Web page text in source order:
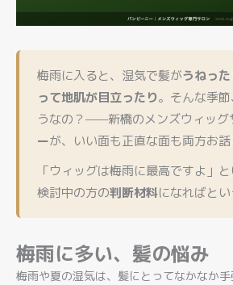
梅雨に入ると、湿気で髪がうねっ
って地肌が目立ったり。そんな季
うなの？——新橋のメンズウィッグ
ーが、いい面も正直な面も両方お話
「ウィッグは梅雨に最高ですよ」と
検討中の方の判断材料になればとい
梅雨に多い、髪の悩み
梅雨や夏の湿気は、髪にとってなかなか